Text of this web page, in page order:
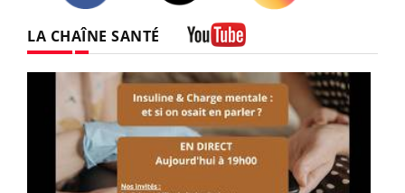
LA CHAÎNE SANTÉ